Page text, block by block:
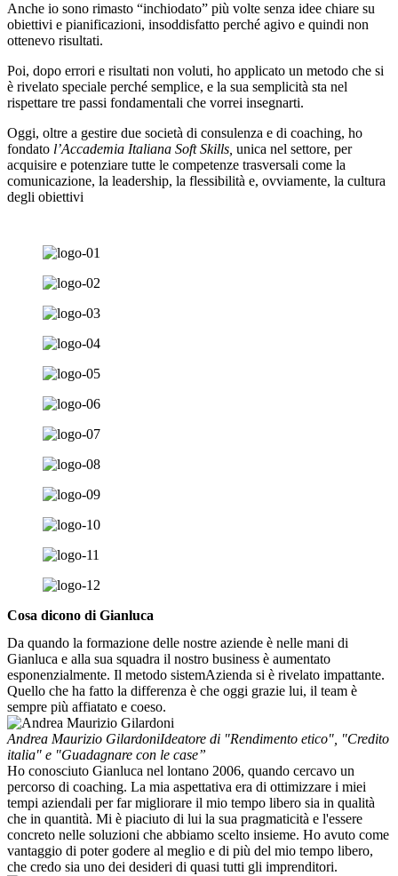
Anche io sono rimasto “inchiodato” più volte senza idee chiare su
obiettivi e pianificazioni, insoddisfatto perché agivo e quindi non
ottenevo risultati.
Poi, dopo errori e risultati non voluti, ho applicato un metodo che si
è rivelato speciale perché semplice, e la sua semplicità sta nel
rispettare tre passi fondamentali che vorrei insegnarti.
Oggi, oltre a gestire due società di consulenza e di coaching, ho
fondato l’Accademia Italiana Soft Skills, unica nel settore, per
acquisire e potenziare tutte le competenze trasversali come la
comunicazione, la leadership, la flessibilità e, ovviamente, la cultura
degli obiettivi
Cosa dicono di Gianluca
Da quando la formazione delle nostre aziende è nelle mani di
Gianluca e alla sua squadra il nostro business è aumentato
esponenzialmente. Il metodo sistemAzienda si è rivelato impattante.
Quello che ha fatto la differenza è che oggi grazie lui, il team è
sempre più affiatato e coeso.
Andrea Maurizio GilardoniIdeatore di "Rendimento etico", "Credito
italia" e "Guadagnare con le case”
Ho conosciuto Gianluca nel lontano 2006, quando cercavo un
percorso di coaching. La mia aspettativa era di ottimizzare i miei
tempi aziendali per far migliorare il mio tempo libero sia in qualità
che in quantità. Mi è piaciuto di lui la sua pragmaticità e l'essere
concreto nelle soluzioni che abbiamo scelto insieme. Ho avuto come
vantaggio di poter godere al meglio e di più del mio tempo libero,
che credo sia uno dei desideri di quasi tutti gli imprenditori.